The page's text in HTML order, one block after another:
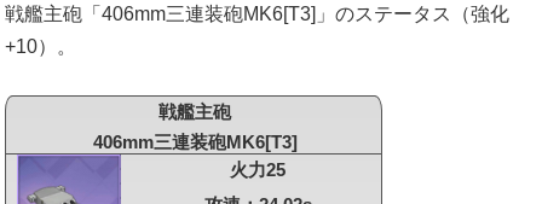
戦艦主砲「406mm三連装砲MK6[T3]」のステータス（強化
+10）。
戦艦主砲
406mm三連装砲MK6[T3]
火力25